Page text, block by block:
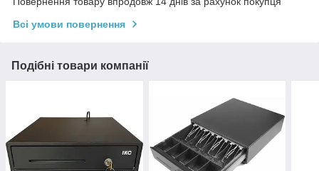
Всі умови повернення
Подібні товари компанії